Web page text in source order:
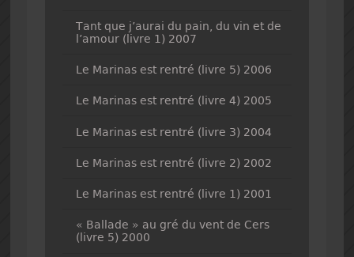
Tant que j’aurai du pain, du vin et de
l’amour (livre 1) 2007
Le Marinas est rentré (livre 5) 2006
Le Marinas est rentré (livre 4) 2005
Le Marinas est rentré (livre 3) 2004
Le Marinas est rentré (livre 2) 2002
Le Marinas est rentré (livre 1) 2001
« Ballade » au gré du vent de Cers
(livre 5) 2000